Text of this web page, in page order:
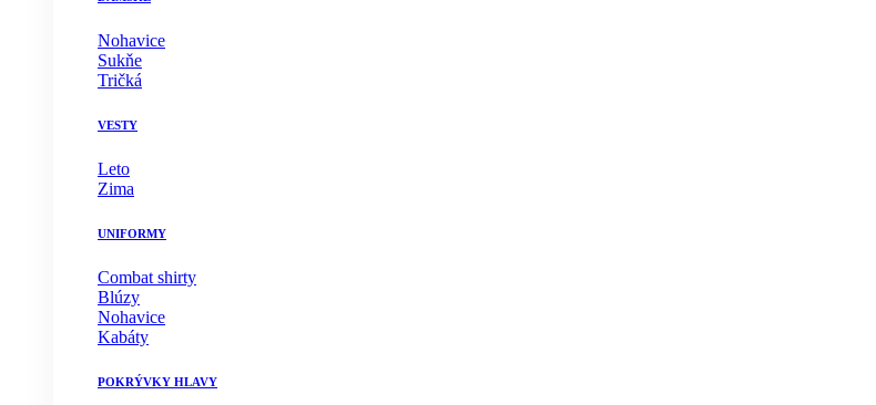
Nohavice
Sukňe
Tričká
VESTY
Leto
Zima
UNIFORMY
Combat shirty
Blúzy
Nohavice
Kabáty
POKRÝVKY HLAVY